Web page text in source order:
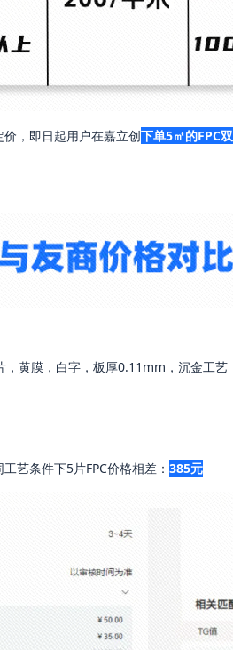
价，即日起用户在嘉立创下单5㎡的FPC
，黄膜，白字，板厚0.11mm，沉金工艺
工艺条件下5片FPC价格相差： 385元